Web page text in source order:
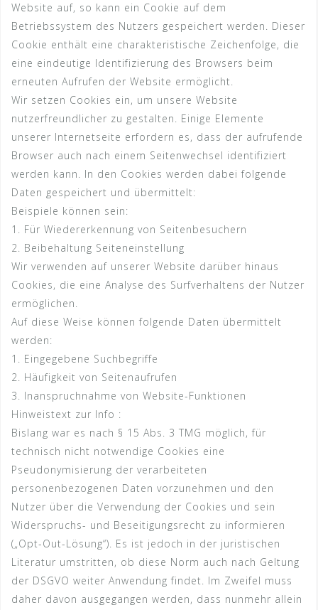
Website auf, so kann ein Cookie auf dem
Betriebssystem des Nutzers gespeichert werden. Dieser
Cookie enthält eine charakteristische Zeichenfolge, die
eine eindeutige Identifizierung des Browsers beim
erneuten Aufrufen der Website ermöglicht.
Wir setzen Cookies ein, um unsere Website
nutzerfreundlicher zu gestalten. Einige Elemente
unserer Internetseite erfordern es, dass der aufrufende
Browser auch nach einem Seitenwechsel identifiziert
werden kann. In den Cookies werden dabei folgende
Daten gespeichert und übermittelt:
Beispiele können sein:
1. Für Wiedererkennung von Seitenbesuchern
2. Beibehaltung Seiteneinstellung
Wir verwenden auf unserer Website darüber hinaus
Cookies, die eine Analyse des Surfverhaltens der Nutzer
ermöglichen.
Auf diese Weise können folgende Daten übermittelt
werden:
1. Eingegebene Suchbegriffe
2. Häufigkeit von Seitenaufrufen
3. Inanspruchnahme von Website-Funktionen
Hinweistext zur Info :
Bislang war es nach § 15 Abs. 3 TMG möglich, für
technisch nicht notwendige Cookies eine
Pseudonymisierung der verarbeiteten
personenbezogenen Daten vorzunehmen und den
Nutzer über die Verwendung der Cookies und sein
Widerspruchs- und Beseitigungsrecht zu informieren
(„Opt-Out-Lösung“). Es ist jedoch in der juristischen
Literatur umstritten, ob diese Norm auch nach Geltung
der DSGVO weiter Anwendung findet. Im Zweifel muss
daher davon ausgegangen werden, dass nunmehr allein